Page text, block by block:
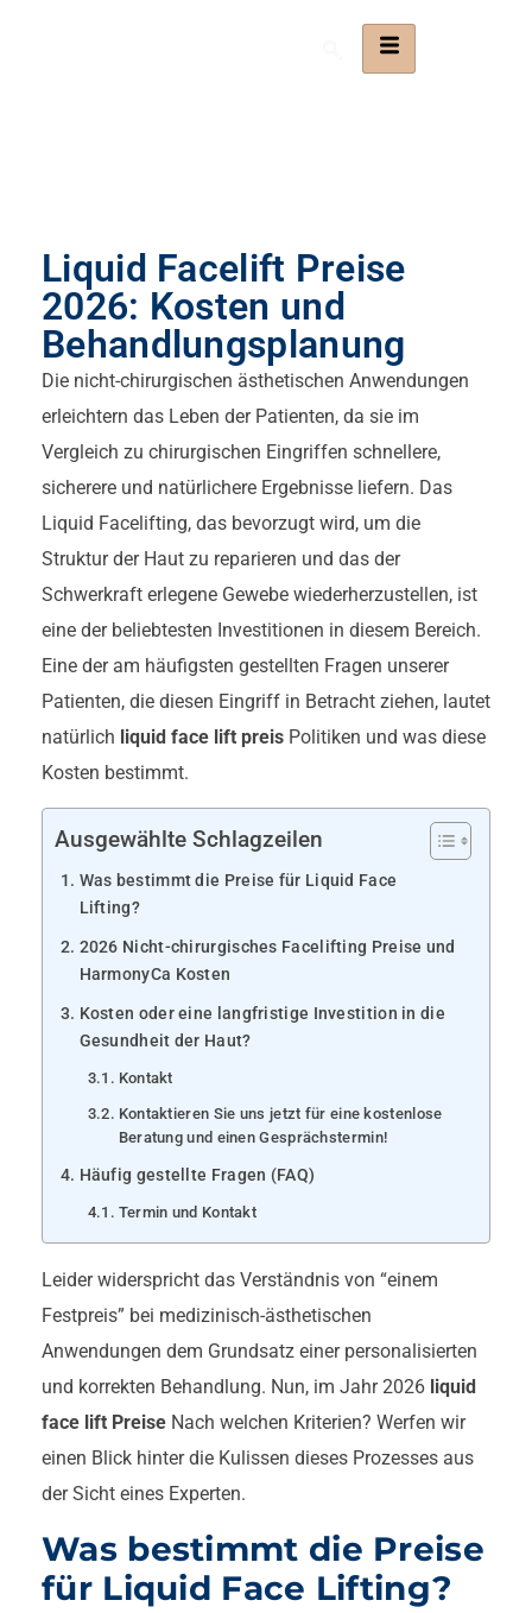
Liquid Facelift Preise
2026: Kosten und
Behandlungsplanung
Die nicht-chirurgischen ästhetischen Anwendungen
erleichtern das Leben der Patienten, da sie im
Vergleich zu chirurgischen Eingriffen schnellere,
sicherere und natürlichere Ergebnisse liefern. Das
Liquid Facelifting, das bevorzugt wird, um die
Struktur der Haut zu reparieren und das der
Schwerkraft erlegene Gewebe wiederherzustellen, ist
eine der beliebtesten Investitionen in diesem Bereich.
Eine der am häufigsten gestellten Fragen unserer
Patienten, die diesen Eingriff in Betracht ziehen, lautet
natürlich liquid face lift preis Politiken und was diese
Kosten bestimmt.
Ausgewählte Schlagzeilen
Was bestimmt die Preise für Liquid Face
Lifting?
2026 Nicht-chirurgisches Facelifting Preise und
HarmonyCa Kosten
Kosten oder eine langfristige Investition in die
Gesundheit der Haut?
Kontakt
Kontaktieren Sie uns jetzt für eine kostenlose
Beratung und einen Gesprächstermin!
Häufig gestellte Fragen (FAQ)
Termin und Kontakt
Leider widerspricht das Verständnis von “einem
Festpreis” bei medizinisch-ästhetischen
Anwendungen dem Grundsatz einer personalisierten
und korrekten Behandlung. Nun, im Jahr 2026 liquid
face lift Preise Nach welchen Kriterien? Werfen wir
einen Blick hinter die Kulissen dieses Prozesses aus
der Sicht eines Experten.
Was bestimmt die Preise
für Liquid Face Lifting?